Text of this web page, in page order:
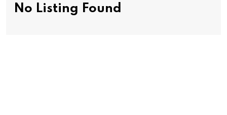
No Listing Found